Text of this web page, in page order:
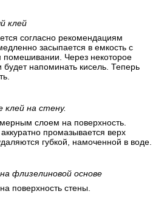
клей
согласно рекомендациям
засыпается в емкость с
помешивании. Через некоторое
будет напоминать кисель. Теперь
клей на стену.
слоем на поверхность.
промазывается верх
губкой, намоченной в воде.
флизелиновой основе
поверхность стены.